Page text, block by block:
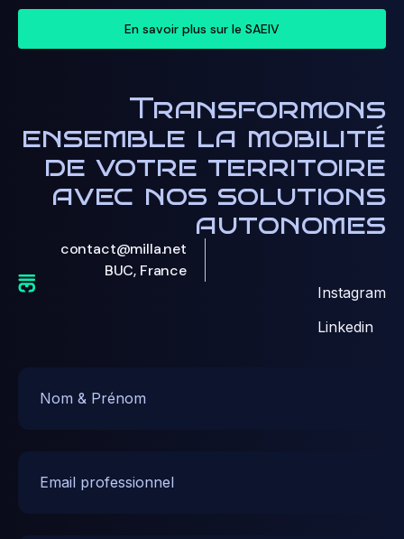
En savoir plus sur le SAEIV
Transformons
ensemble la mobilité
de votre territoire
avec nos solutions
autonomes
contact@milla.net
BUC, France
Instagram
Linkedin